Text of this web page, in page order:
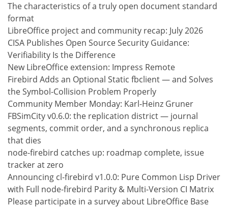
The characteristics of a truly open document standard
format
LibreOffice project and community recap: July 2026
CISA Publishes Open Source Security Guidance:
Verifiability Is the Difference
New LibreOffice extension: Impress Remote
Firebird Adds an Optional Static fbclient — and Solves
the Symbol-Collision Problem Properly
Community Member Monday: Karl-Heinz Gruner
FBSimCity v0.6.0: the replication district — journal
segments, commit order, and a synchronous replica
that dies
node-firebird catches up: roadmap complete, issue
tracker at zero
Announcing cl-firebird v1.0.0: Pure Common Lisp Driver
with Full node-firebird Parity & Multi-Version CI Matrix
Please participate in a survey about LibreOffice Base